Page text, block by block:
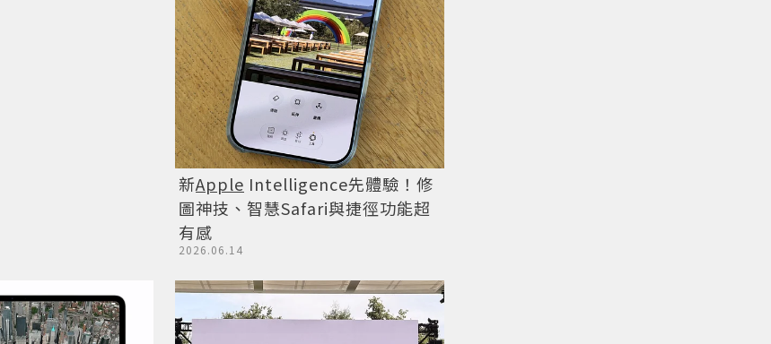
新Apple Intelligence先體驗！修
圖神技、智慧Safari與捷徑功能超
有感
2026.06.14